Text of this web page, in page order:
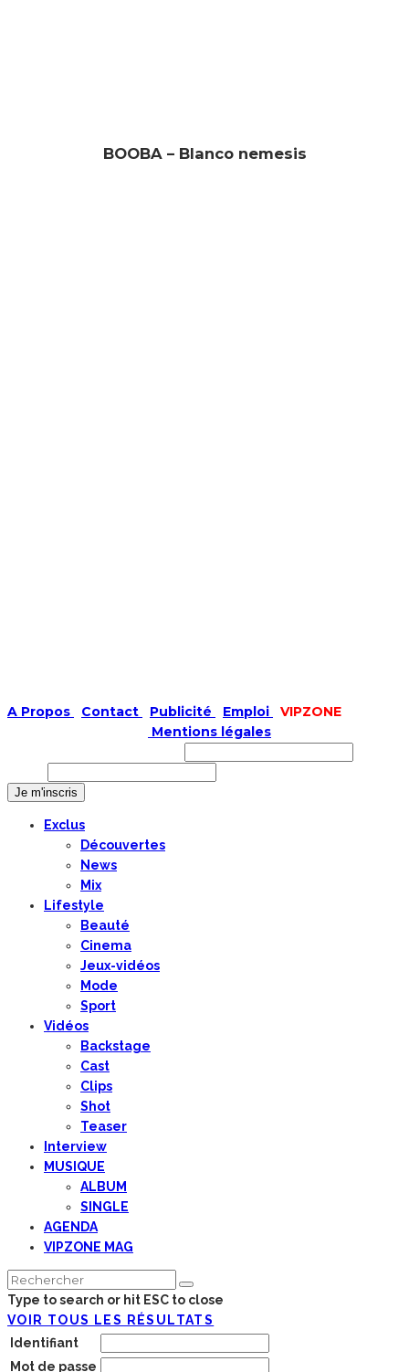
BOOBA – Blanco nemesis
A Propos Contact Publicité Emploi
VIPZONE
Mentions légales
Exclus
Découvertes
News
Mix
Lifestyle
Beauté
Cinema
Jeux-vidéos
Mode
Sport
Vidéos
Backstage
Cast
Clips
Shot
Teaser
Interview
MUSIQUE
ALBUM
SINGLE
AGENDA
VIPZONE MAG
Type to search or hit ESC to close
VOIR TOUS LES RÉSULTATS
Identifiant
Mot de passe